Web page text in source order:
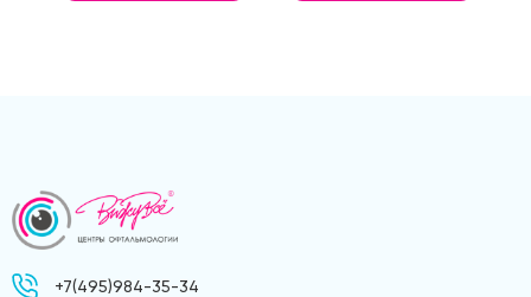
+7(495)984-35-34